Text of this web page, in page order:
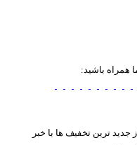
باشید:
جدید ترین تخفیف ها با خبر